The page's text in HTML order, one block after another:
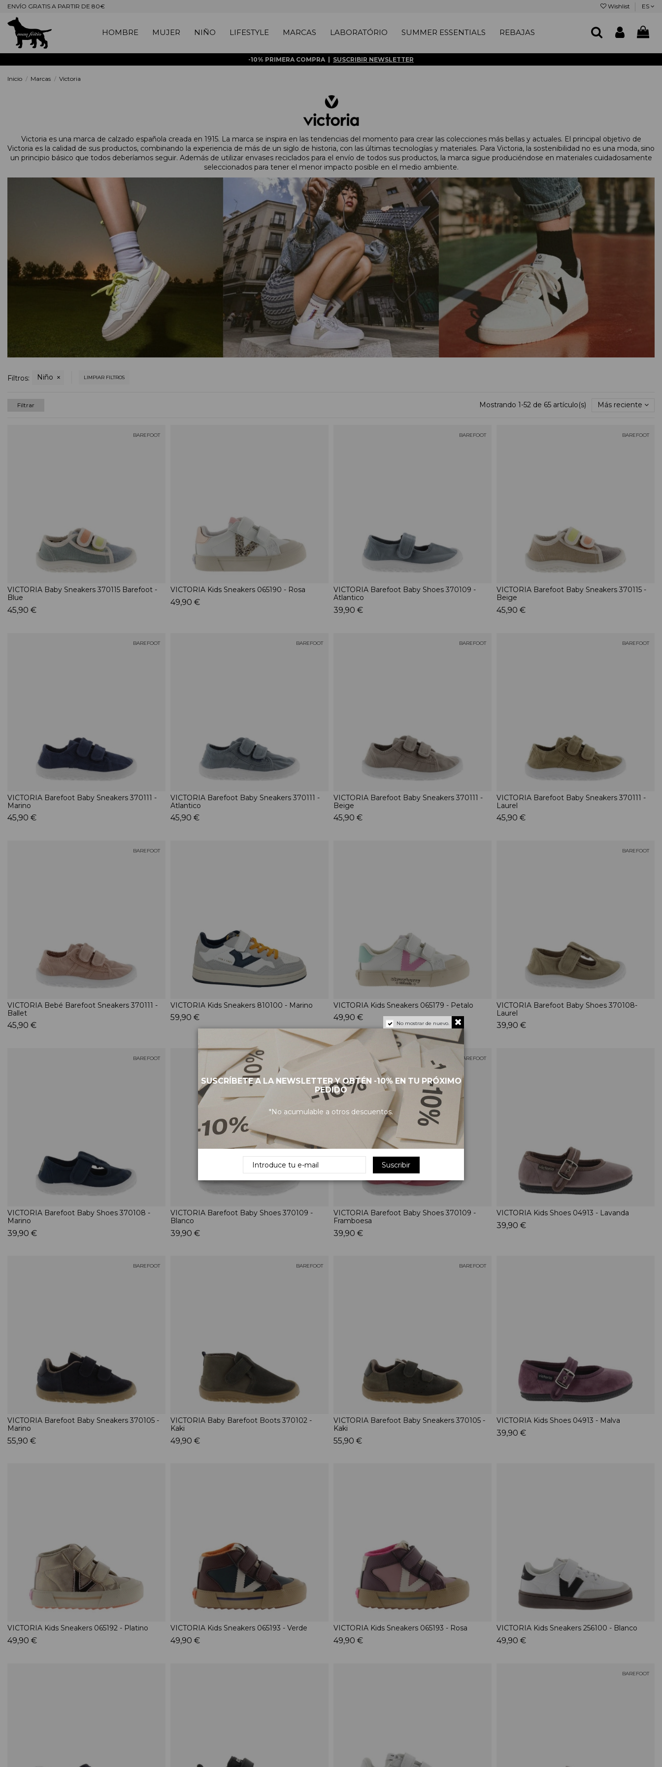
ENVÍO GRATIS A PARTIR DE 80€ Wishlist ES
HOMBRE MUJER NIÑO LIFESTYLE MARCAS LABORATÓRIO SUMMER ESSENTIALS REBAJAS
-10% PRIMERA COMPRA | SUSCRIBIR NEWSLETTER
Inicio Marcas Victoria
Victoria es una marca de calzado española creada en 1915. La marca se inspira en las tendencias del momento para crear las colecciones más bellas y actuales. El principal objetivo de
Victoria es la calidad de sus productos, combinando la experiencia de más de un siglo de historia, con las últimas tecnologías y materiales. Para Victoria, la sostenibilidad no es una moda, sino
un principio básico que todos deberíamos seguir. Además de utilizar envases reciclados para el envío de todos sus productos, la marca sigue produciéndose en materiales cuidadosamente
seleccionados para tener el menor impacto posible en el medio ambiente.
Filtros: Niño LIMPIAR FILTROS
Filtrar Mostrando 1-52 de 65 artículo(s) Más reciente
BAREFOOT
VICTORIA Baby Sneakers 370115 Barefoot -
Blue
45,90 €
VICTORIA Kids Sneakers 065190 - Rosa
49,90 €
BAREFOOT
VICTORIA Barefoot Baby Shoes 370109 -
Atlantico
39,90 €
BAREFOOT
VICTORIA Barefoot Baby Sneakers 370115 -
Beige
45,90 €
BAREFOOT
VICTORIA Barefoot Baby Sneakers 370111 -
Marino
45,90 €
BAREFOOT
VICTORIA Barefoot Baby Sneakers 370111 -
Atlantico
45,90 €
BAREFOOT
VICTORIA Barefoot Baby Sneakers 370111 -
Beige
45,90 €
BAREFOOT
VICTORIA Barefoot Baby Sneakers 370111 -
Laurel
45,90 €
BAREFOOT
VICTORIA Bebé Barefoot Sneakers 370111 -
Ballet
45,90 €
VICTORIA Kids Sneakers 810100 - Marino
59,90 €
VICTORIA Kids Sneakers 065179 - Petalo
49,90 €
BAREFOOT
VICTORIA Barefoot Baby Shoes 370108-
Laurel
39,90 €
BAREFOOT
VICTORIA Barefoot Baby Shoes 370108 -
Marino
39,90 €
BAREFOOT
VICTORIA Barefoot Baby Shoes 370109 -
Blanco
39,90 €
BAREFOOT
VICTORIA Barefoot Baby Shoes 370109 -
Framboesa
39,90 €
VICTORIA Kids Shoes 04913 - Lavanda
39,90 €
BAREFOOT
VICTORIA Barefoot Baby Sneakers 370105 -
Marino
55,90 €
BAREFOOT
VICTORIA Baby Barefoot Boots 370102 -
Kaki
49,90 €
BAREFOOT
VICTORIA Barefoot Baby Sneakers 370105 -
Kaki
55,90 €
VICTORIA Kids Shoes 04913 - Malva
39,90 €
VICTORIA Kids Sneakers 065192 - Platino
49,90 €
VICTORIA Kids Sneakers 065193 - Verde
49,90 €
VICTORIA Kids Sneakers 065193 - Rosa
49,90 €
VICTORIA Kids Sneakers 256100 - Blanco
49,90 €
BAREFOOT
No mostrar de nuevo.
SUSCRÍBETE A LA NEWSLETTER Y OBTÉN -10% EN TU PRÓXIMO
PEDIDO
*No acumulable a otros descuentos.
Suscribir